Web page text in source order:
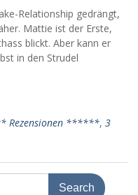
Relationship gedrängt,
Mattie ist der Erste,
blickt. Aber kann er
in den Strudel
Rezensionen ******, 3